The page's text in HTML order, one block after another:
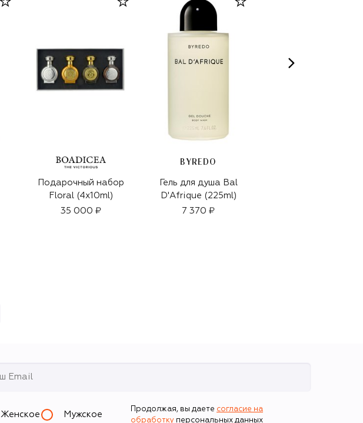
Подарочный набор
Floral (4x10ml)
35 000 ₽
BYREDO
Гель для душа Bal
D'Afrique (225ml)
7 370 ₽
Женское Мужское
Продолжая, вы даете согласие на
обработку персональных данных